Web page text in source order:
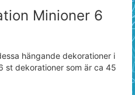
Minioner 6
hängande dekorationer i
st dekorationer som är ca 45